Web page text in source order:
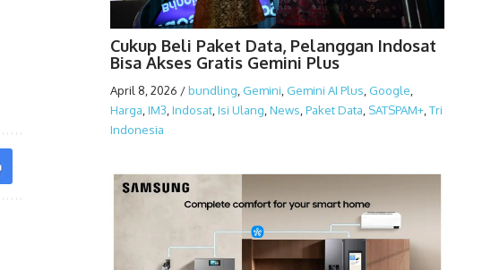
Cukup Beli Paket Data, Pelanggan Indosat
Bisa Akses Gratis Gemini Plus
April 8, 2026 /bundling, Gemini, Gemini AI Plus, Google,
Harga,IM3,Indosat,Isi Ulang,News,Paket Data, SATSPAM+,Tri
Indonesia